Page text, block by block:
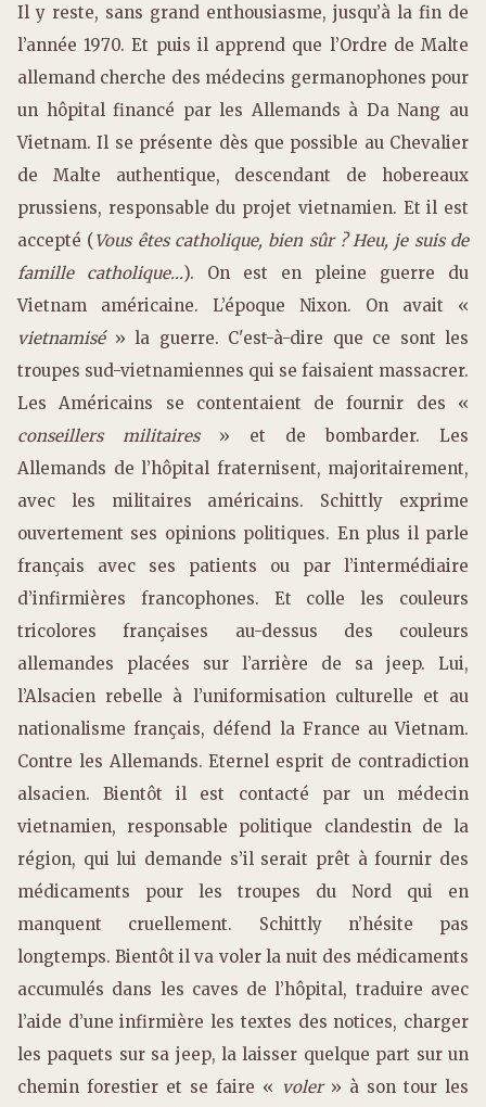
Il y reste, sans grand enthousiasme, jusqu’à la fin de
l’année 1970. Et puis il apprend que l’Ordre de Malte
allemand cherche des médecins germanophones pour
un hôpital financé par les Allemands à Da Nang au
Vietnam. Il se présente dès que possible au Chevalier
de Malte authentique, descendant de hobereaux
prussiens, responsable du projet vietnamien. Et il est
accepté (Vous êtes catholique, bien sûr ? Heu, je suis de
famille catholique…). On est en pleine guerre du
Vietnam américaine. L’époque Nixon. On avait «
vietnamisé» la guerre. C'est-à-dire que ce sont les
troupes sud-vietnamiennes qui se faisaient massacrer.
Les Américains se contentaient de fournir des «
conseillers militaires» et de bombarder. Les
Allemands de l’hôpital fraternisent, majoritairement,
avec les militaires américains. Schittly exprime
ouvertement ses opinions politiques. En plus il parle
français avec ses patients ou par l’intermédiaire
d’infirmières francophones. Et colle les couleurs
tricolores françaises au-dessus des couleurs
allemandes placées sur l’arrière de sa jeep. Lui,
l’Alsacien rebelle à l’uniformisation culturelle et au
nationalisme français, défend la France au Vietnam.
Contre les Allemands. Eternel esprit de contradiction
alsacien. Bientôt il est contacté par un médecin
vietnamien, responsable politique clandestin de la
région, qui lui demande s’il serait prêt à fournir des
médicaments pour les troupes du Nord qui en
manquent cruellement. Schittly n’hésite pas
longtemps. Bientôt il va voler la nuit des médicaments
accumulés dans les caves de l’hôpital, traduire avec
l’aide d’une infirmière les textes des notices, charger
les paquets sur sa jeep, la laisser quelque part sur un
chemin forestier et se faire « voler » à son tour les